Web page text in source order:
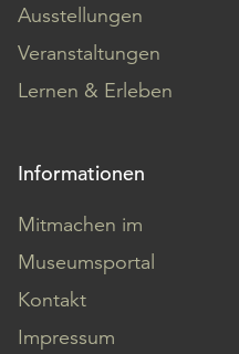
Ausstellungen
Veranstaltungen
Lernen & Erleben
Informationen
Mitmachen im
Museumsportal
Kontakt
Impressum